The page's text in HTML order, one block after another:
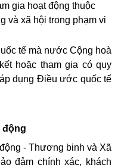
gia hoạt động thuộc
và xã hội trong phạm vi
tế mà nước Cộng hoà
hoặc tham gia có quy
dụng Điều ước quốc tế
động
- Thương binh và Xã
đảm chính xác, khách